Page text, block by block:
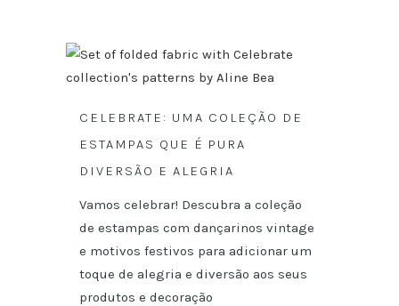
CELEBRATE: UMA COLEÇÃO DE
ESTAMPAS QUE É PURA
DIVERSÃO E ALEGRIA
Vamos celebrar! Descubra a coleção
de estampas com dançarinos vintage
e motivos festivos para adicionar um
toque de alegria e diversão aos seus
produtos e decoração